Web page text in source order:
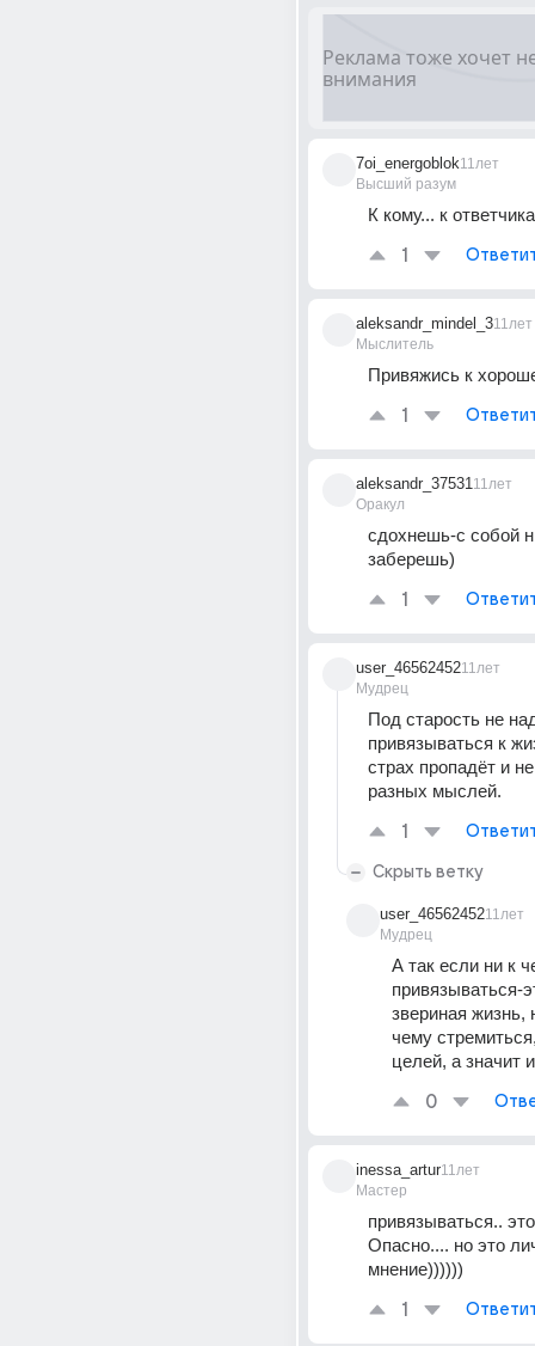
7oi_energoblok
Высший разум
11лет
К кому... к
1
aleksandr_mindel_3
Мыслитель
11лет
Привяжись к
1
aleksandr_37531
Оракул
11лет
сдохнешь-с собой
заберешь)
1
user_46562452
Мудрец
11лет
Под старость не
привязываться к
страх пропадёт и
разных мыслей.
1
Скрыть ветку
user_46562452
Мудрец
11лет
А так если ни к
привязываться-
звериная жизнь,
чему
целей, а значит
0
inessa_artur
Мастер
11лет
привязываться..
Опасно.... но это
мнение))))))
1